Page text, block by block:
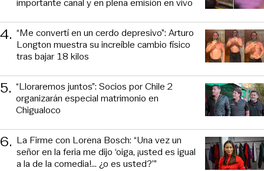
4. “Me convertí en un cerdo depresivo”: Arturo
Longton muestra su increíble cambio físico
tras bajar 18 kilos
5. “Lloraremos juntos”: Socios por Chile 2
organizarán especial matrimonio en
Chigualoco
6. La Firme con Lorena Bosch: “Una vez un
señor en la feria me dijo ‘oiga, ¡usted es igual
a la de la comedia!... ¿o es usted?’”